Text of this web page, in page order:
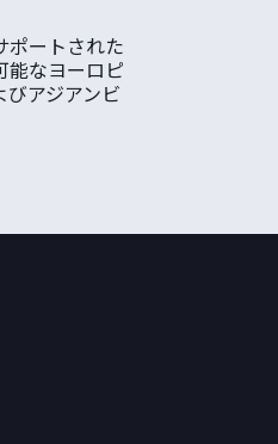
ポートされた
能なヨーロピ
びアジアンビ